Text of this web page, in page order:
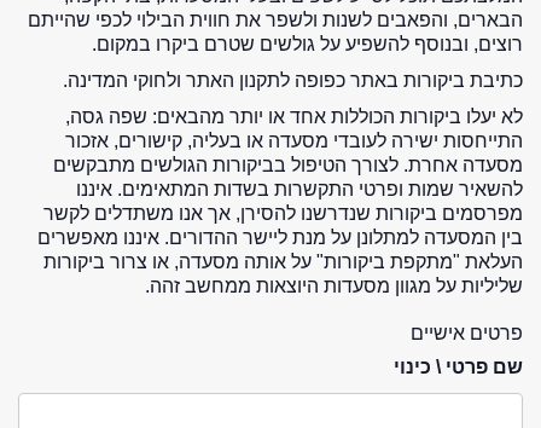
הבארים, והפאבים לשנות ולשפר את חווית הבילוי לכפי שהייתם
רוצים, ובנוסף להשפיע על גולשים שטרם ביקרו במקום.
כתיבת ביקורות באתר כפופה לתקנון האתר ולחוקי המדינה.
לא יעלו ביקורות הכוללות אחד או יותר מהבאים: שפה גסה,
התייחסות ישירה לעובדי מסעדה או בעליה, קישורים, אזכור
מסעדה אחרת. לצורך הטיפול בביקורות הגולשים מתבקשים
להשאיר שמות ופרטי התקשרות בשדות המתאימים. איננו
מפרסמים ביקורות שנדרשנו להסירן, אך אנו משתדלים לקשר
בין המסעדה למתלונן על מנת ליישר ההדורים. איננו מאפשרים
העלאת "מתקפת ביקורות" על אותה מסעדה, או צרור ביקורות
שליליות על מגוון מסעדות היוצאות ממחשב זהה.
פרטים אישיים
שם פרטי \ כינוי